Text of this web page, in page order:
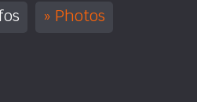
Photos